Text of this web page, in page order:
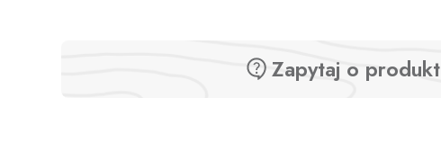
Zapytaj o produkt